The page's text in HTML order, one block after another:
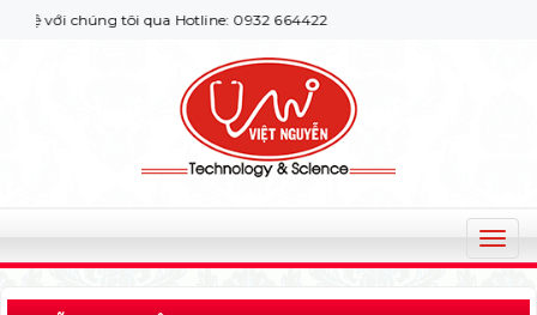
với chúng tôi qua Hotline: 0932 664422
T
o